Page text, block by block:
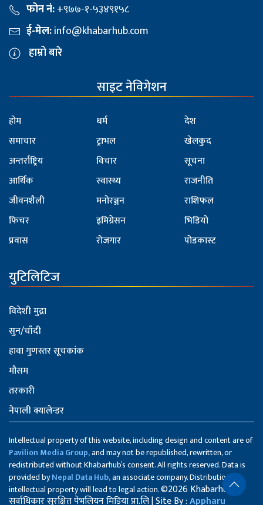
फोन नं:+९७७-१-५३४९१५८
ई-मेल:info@khabarhub.com
हाम्रो बारे
साइट नेविगेशन
होम
समाचार
अन्तर्राष्ट्रिय
आर्थिक
जीवनशैली
फिचर
प्रवास
धर्म
ट्राभल
विचार
स्वास्थ्य
मनोरञ्जन
इमिग्रेसन
रोजगार
देश
खेलकुद
सूचना
राजनीति
राशिफल
भिडियो
पोडकास्ट
युटिलिटिज
विदेशी मुद्रा
सुन/चाँदी
हावा गुणस्तर सूचकांक
मौसम
तरकारी
नेपाली क्यालेन्डर
Intellectual property of this website, including design and content are of
Pavilion Media Group,and may not be republished, rewritten, or
redistributed without Khabarhub’s consent. All rights reserved. Data is
provided byNepal Data Hub,an associate company. Distribution of
intellectual property will lead to legal action.©2026 Khabarhub
सर्वाधिकार सुरक्षित पेभलियन मिडिया प्रा.लि | Site By :Appharu